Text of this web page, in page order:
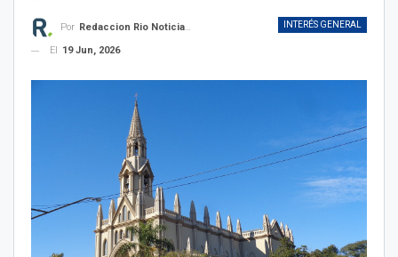
INTERÉS GENERAL
Por Redaccion Rio Noticias OK
El
19 Jun, 2026